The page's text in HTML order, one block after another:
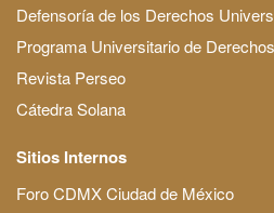
Defensoría de los Derechos
Programa Universitario de
Revista Perseo
Cátedra Solana
Sitios Internos
Foro CDMX Ciudad de México